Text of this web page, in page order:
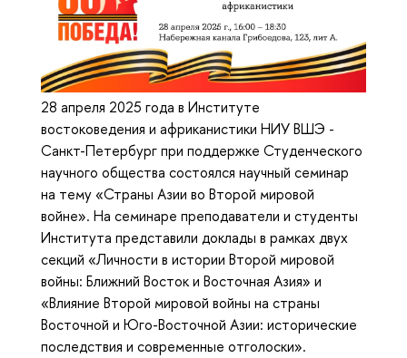
28 апреля 2025 года в Институте
востоковедения и африканистики НИУ ВШЭ -
Санкт-Петербург при поддержке Студенческого
научного общества состоялся научный семинар
на тему «Страны Азии во Второй мировой
войне». На семинаре преподаватели и студенты
Института представили доклады в рамках двух
секций «Личности в истории Второй мировой
войны: Ближний Восток и Восточная Азия» и
«Влияние Второй мировой войны на страны
Восточной и Юго-Восточной Азии: исторические
последствия и современные отголоски».